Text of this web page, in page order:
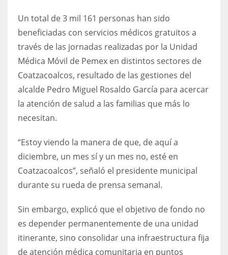
Un total de 3 mil 161 personas han sido
beneficiadas con servicios médicos gratuitos a
través de las jornadas realizadas por la Unidad
Médica Móvil de Pemex en distintos sectores de
Coatzacoalcos, resultado de las gestiones del
alcalde Pedro Miguel Rosaldo García para acercar
la atención de salud a las familias que más lo
necesitan.
“Estoy viendo la manera de que, de aquí a
diciembre, un mes sí y un mes no, esté en
Coatzacoalcos”, señaló el presidente municipal
durante su rueda de prensa semanal.
Sin embargo, explicó que el objetivo de fondo no
es depender permanentemente de una unidad
itinerante, sino consolidar una infraestructura fija
de atención médica comunitaria en puntos